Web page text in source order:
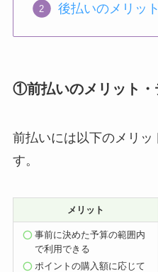
後払いのメリッ
①前払いのメリット・
前払いには以下のメリッ
す。
メリット
事前に決めた予算の範囲内
で利用できる
ポイントの購入額に応じて